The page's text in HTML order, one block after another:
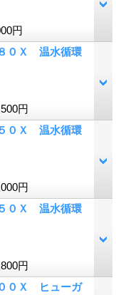
円
０Ｘ 温水循環
円
０Ｘ 温水循環
円
０Ｘ 温水循環
円
０Ｘ ヒューガ